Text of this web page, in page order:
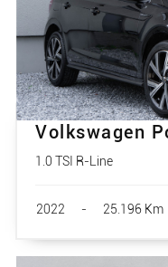
Volkswagen
1.0 TSI R-Line
2022 - 25.196 Km